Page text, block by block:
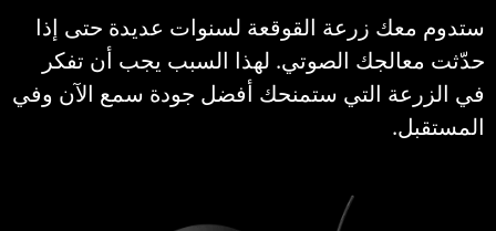
معك زرعة القوقعة لسنوات عديدة حتى إذا
معالجك الصوتي. لهذا السبب يجب أن تفكر
الزرعة التي ستمنحك أفضل جودة سمع الآن وفي